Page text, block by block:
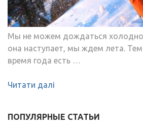
Мы не можем дождаться
она наступает, мы ждем лета. Тем
время года есть …
Читати далі
ПОПУЛЯРНЫЕ СТАТЬИ